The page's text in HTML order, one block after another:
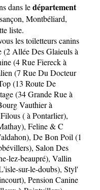
dans ledépartement
, Montbéliard,
liste.
les toiletteurs canins
Allée Des Glaieuls à
(4 Rue Fiereck à
(7 Rue Du Docteur
(13 Route De
(34 Grande Rue à
Vauthier à
( à Pontarlier),
, Feline & C
, De Bon Poil (1
, Salon Des
lez-beaupré), Vallin
sur-le-doubs), Styl'
, Pension Canine